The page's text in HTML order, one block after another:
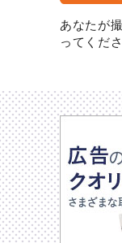
あなたが
ってくだ